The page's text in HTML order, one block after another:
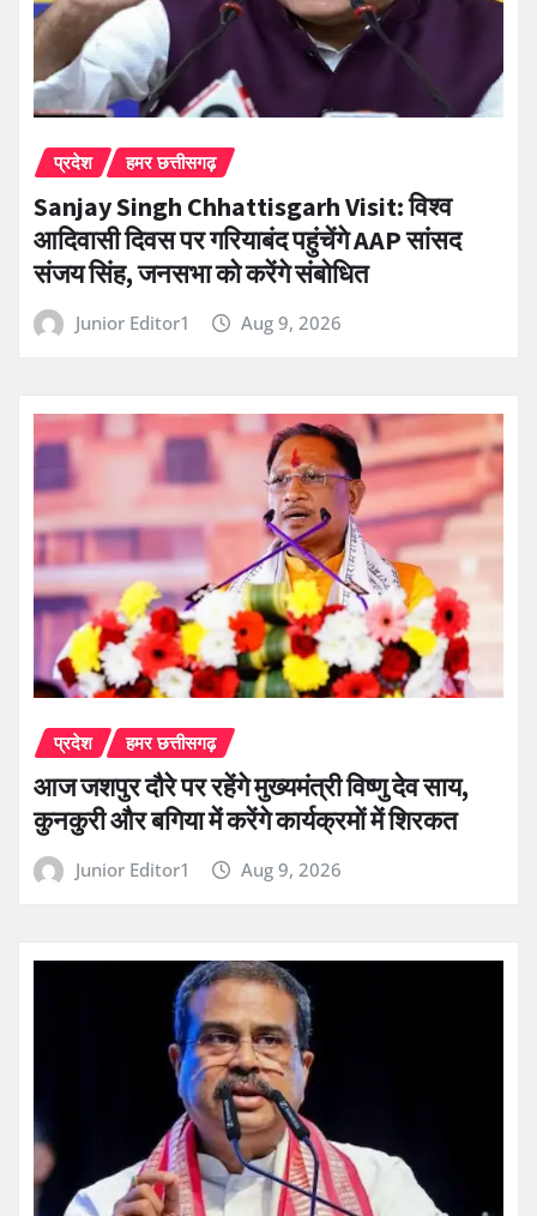
प्रदेश हमर छत्तीसगढ़
Sanjay Singh Chhattisgarh Visit: विश्व
आदिवासी दिवस पर गरियाबंद पहुंचेंगे AAP सांसद
संजय सिंह, जनसभा को करेंगे संबोधित
Junior Editor1 Aug 9, 2026
प्रदेश हमर छत्तीसगढ़
आज जशपुर दौरे पर रहेंगे मुख्यमंत्री विष्णु देव साय,
कुनकुरी और बगिया में करेंगे कार्यक्रमों में शिरकत
Junior Editor1 Aug 9, 2026